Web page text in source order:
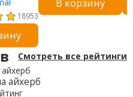
вкус
форме
18953
В корзину
Смотреть все рейтинги
айхерб